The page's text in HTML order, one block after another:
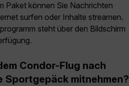
Paket können Sie Nachrichten
surfen oder Inhalte streamen.
steht über den Bildschirm
Condor-Flug nach
Sportgepäck mitnehmen?